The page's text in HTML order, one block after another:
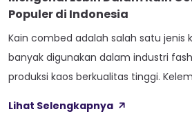
Populer di Indonesia
Kain combed adalah salah satu jenis
banyak digunakan dalam industri
produksi kaos berkualitas tinggi.
banyak orang. Di Indonesia, kain
Lihat Selengkapnya